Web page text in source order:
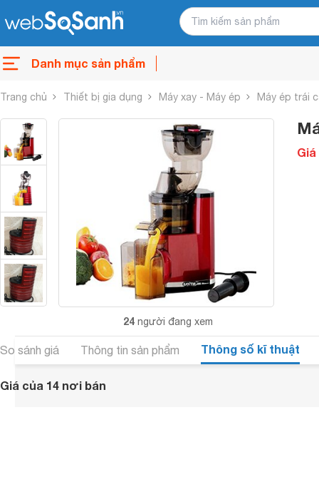
Danh mục sản phẩm
Trang chủ Thiết bị gia dụng Máy xay - Máy ép Máy ép trái
24 người đang xem
So sánh giá Thông tin sản phẩm Thông số kĩ thuật
Giá của 14 nơi bán